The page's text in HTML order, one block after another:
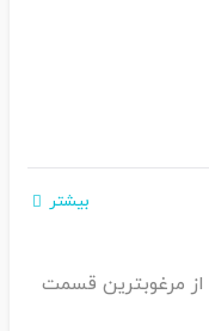
بیشتر
مرغوبترین قسمت